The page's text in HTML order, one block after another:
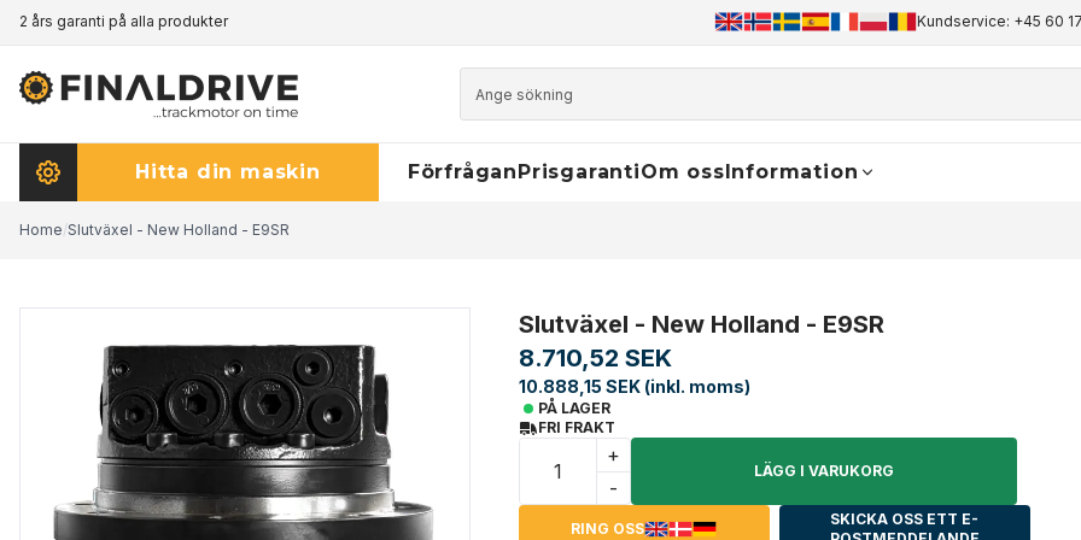
2 års garanti på alla produkterPrismatch - klicka här för att läsa mer +45 60 17 81 50 info@finaldrive-trackmotors.com WhatsApp
Kundservice: +45 60
Hitta din maskin FörfråganPrisgarantiOm ossInformation
Home/Slutväxel - New Holland - E9SR
Slutväxel - New Holland - E9SR
8.710,52 SEK
10.888,15 SEK (inkl. moms)
PÅ LAGER
FRI FRAKT
+
-
LÄGG I VARUKORG
RING OSS
SKICKA OSS ETT E-